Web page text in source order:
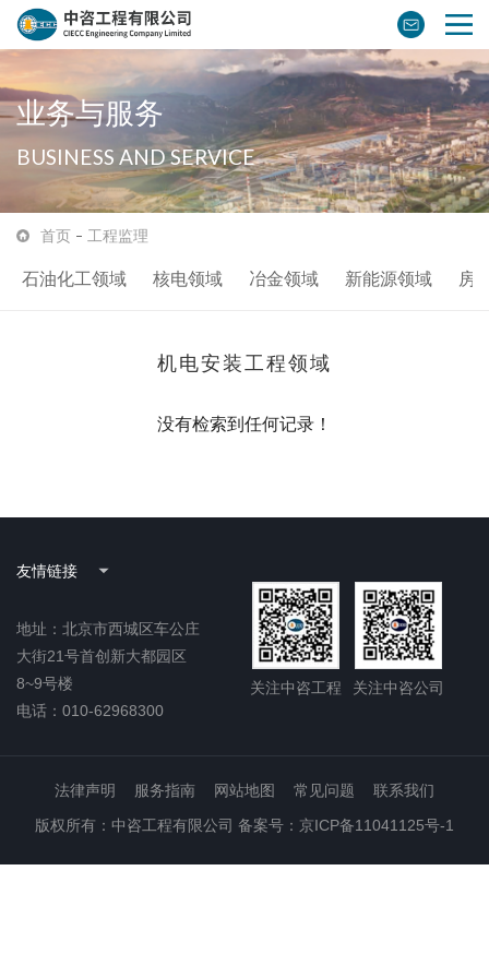
业务与服务
BUSINESS AND SERVICE
首页 工程监理
石油化工领域 核电领域 冶金领域 新能源领域 房
机电安装工程领域
没有检索到任何记录！
友情链接
地址：北京市西城区车公庄
大街21号首创新大都园区
8~9号楼
电话：010-62968300
关注中咨工程 关注中咨公司
法律声明 服务指南 网站地图 常见问题
联系我们
版权所有：中咨工程有限公司 备案号：京ICP备11041125号-1